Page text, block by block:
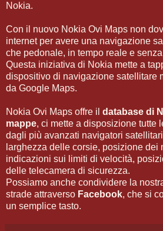
Nokia.
Con il nuovo Nokia Ovi Maps non
internet per avere una navigazione
che pedonale, in tempo reale e
Questa iniziativa di Nokia mette a
dispositivo di navigazione satellitare
da Google Maps.
Nokia Ovi Maps offre il database di
mappe, ci mette a disposizione tutte
dagli più avanzati navigatori
larghezza delle corsie, posizione dei
indicazioni sui limiti di velocità,
delle telecamera di sicurezza.
Possiamo anche condividere la
strade attraverso Facebook, che si
un semplice tasto.